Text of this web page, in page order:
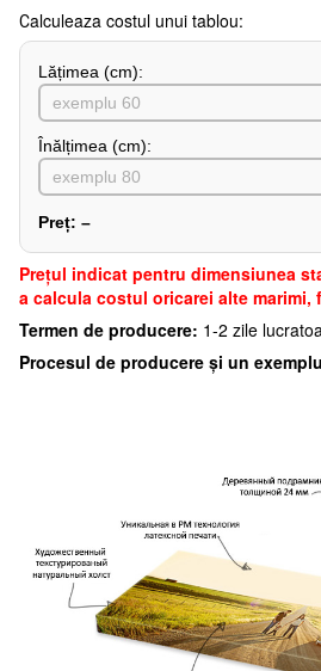
Сalculeaza costul unui tablou:
Lățimea (сm):
Înălțimea (cm):
Preț: –
Preţul indicat pentru dimensiunea
a calcula costul oricarei alte
Termen de producere: 1-2 zile
Procesul de producere și un